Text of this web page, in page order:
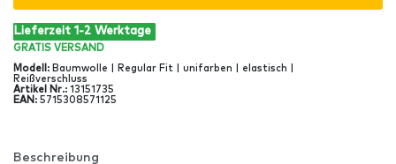
Lieferzeit 1-2 Werktage
GRATIS VERSAND
Modell : Baumwolle | Regular Fit | unifarben | elastisch |
Reißverschluss
Artikel Nr.: 13151735
EAN : 5715308571125
Beschreibung